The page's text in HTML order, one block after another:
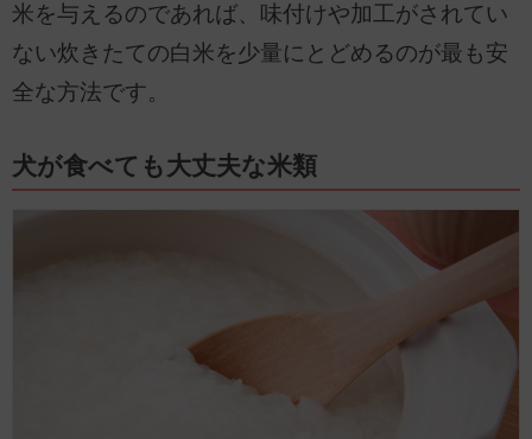
米を与えるのであれば、味付けや加工がされてい
ない炊きたての白米を少量にとどめるのが最も安
全な方法です。
犬が食べても大丈夫な米類